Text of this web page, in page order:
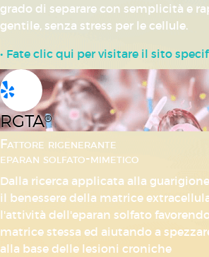
grado di separare con semplicità e
gentile, senza stress per le cellule.
• Fate clic qui per visitare il sito
RGTA®
Fattore rigenerante
eparan solfato-mimetico
Dalla ricerca applicata alla
il benessere della matrice
l'attività dell'eparan solfato
matrice stessa ed aiutando a
alla base delle lesioni croniche